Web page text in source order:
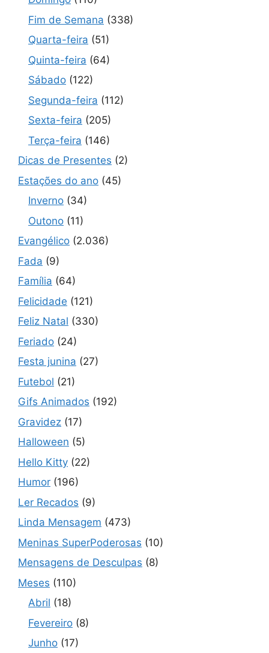
Fim de Semana (338)
Quarta-feira (51)
Quinta-feira (64)
Sábado (122)
Segunda-feira (112)
Sexta-feira (205)
Terça-feira (146)
Dicas de Presentes (2)
Estações do ano (45)
Inverno (34)
Outono (11)
Evangélico (2.036)
Fada (9)
Família (64)
Felicidade (121)
Feliz Natal (330)
Feriado (24)
Festa junina (27)
Futebol (21)
Gifs Animados (192)
Gravidez (17)
Halloween (5)
Hello Kitty (22)
Humor (196)
Ler Recados (9)
Linda Mensagem (473)
Meninas SuperPoderosas (10)
Mensagens de Desculpas (8)
Meses (110)
Abril (18)
Fevereiro (8)
Junho (17)